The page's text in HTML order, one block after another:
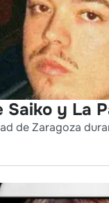
y La
de Zaragoza